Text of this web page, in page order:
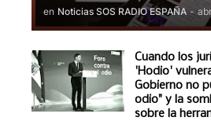
en Noticias SOS RADIO ESPAÑA -
Cuando los
'Hodio'
Gobierno no
odio" y la
sobre la